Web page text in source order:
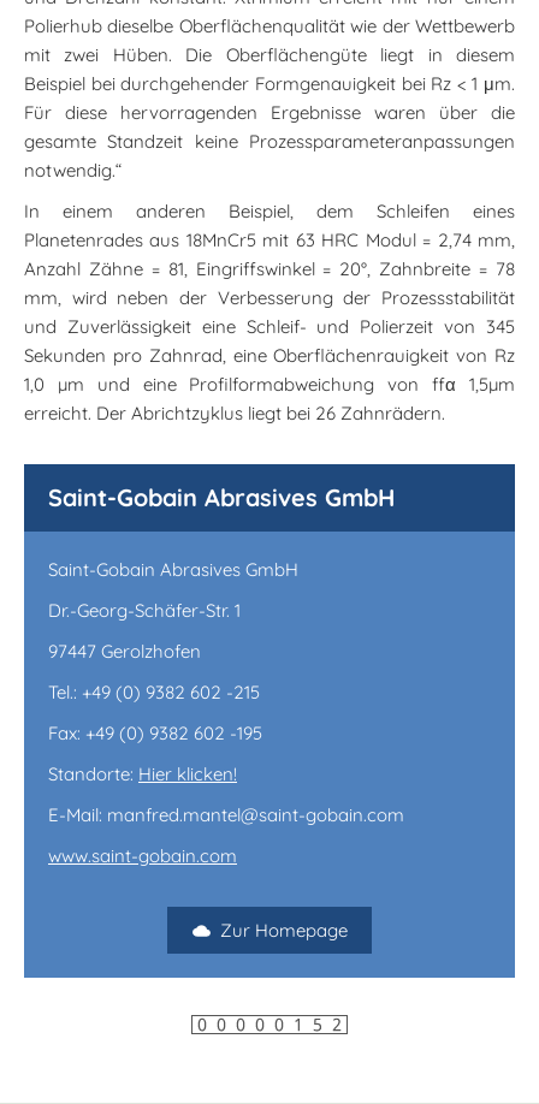
Polierhub dieselbe Oberflächenqualität wie der Wettbewerb
mit zwei Hüben. Die Oberflächengüte liegt in diesem
Beispiel bei durchgehender Formgenauigkeit bei Rz < 1 μm.
Für diese hervorragenden Ergebnisse waren über die
gesamte Standzeit keine Prozessparameteranpassungen
notwendig.“
In einem anderen Beispiel, dem Schleifen eines
Planetenrades aus 18MnCr5 mit 63 HRC Modul = 2,74 mm,
Anzahl Zähne = 81, Eingriffswinkel = 20°, Zahnbreite = 78
mm, wird neben der Verbesserung der Prozessstabilität
und Zuverlässigkeit eine Schleif- und Polierzeit von 345
Sekunden pro Zahnrad, eine Oberflächenrauigkeit von Rz
1,0 µm und eine Profilformabweichung von ffα 1,5µm
erreicht. Der Abrichtzyklus liegt bei 26 Zahnrädern.
Saint-Gobain Abrasives GmbH
Saint-Gobain Abrasives GmbH
Dr.-Georg-Schäfer-Str. 1
97447 Gerolzhofen
Tel.: +49 (0) 9382 602 -215
Fax: +49 (0) 9382 602 -195
Standorte: Hier klicken!
E-Mail: manfred.mantel@saint-gobain.com
www.saint-gobain.com
Zur Homepage